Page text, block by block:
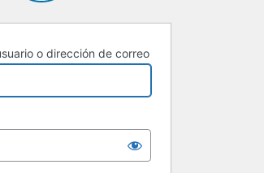
o dirección de correo